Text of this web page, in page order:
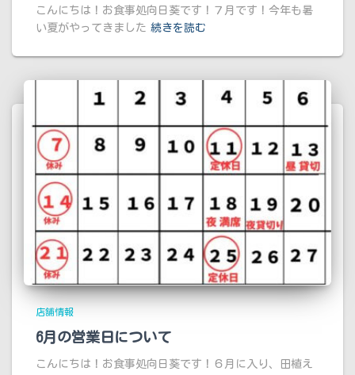
こんにちは！お食事処向日葵です！７月です！今年も暑
い夏がやってきました 続きを読む
店舗情報
6月の営業日について
こんにちは！お食事処向日葵です！６月に入り、田植え